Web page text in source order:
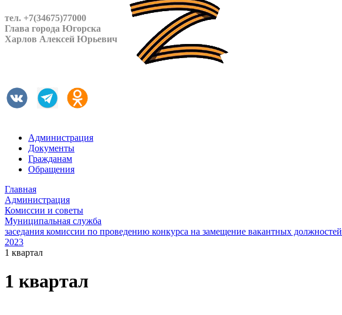
тел. +7(34675)77000
Глава города Югорска
Харлов Алексей Юрьевич
Администрация
Документы
Гражданам
Обращения
Главная
Администрация
Комиссии и советы
Муниципальная служба
заседания комиссии по проведению конкурса на замещение вакантных должностей
2023
1 квартал
1 квартал